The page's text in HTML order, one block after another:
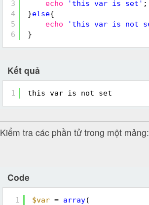
3
4
5
6
echo
'this var is set' ;
}else{
echo
'this var is not
}
Kết quả
1 this var is not set
Kiểm tra các phần tử trong một mảng:
Code
1
$var = array(